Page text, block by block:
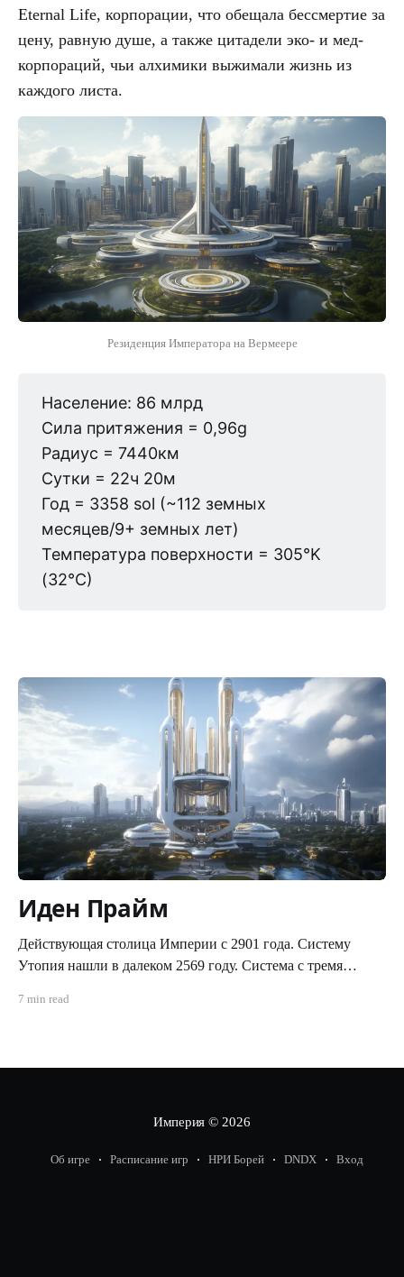
Eternal Life, корпорации, что обещала бессмертие за
цену, равную душе, а также цитадели эко- и мед-
корпораций, чьи алхимики выжимали жизнь из
каждого листа.
Резиденция Императора на Вермеере
Население: 86 млрд
Сила притяжения = 0,96g
Радиус = 7440км
Сутки = 22ч 20м
Год = 3358 sol (~112 земных
месяцев/9+ земных лет)
Температура поверхности = 305°K
(32°C)
Иден Прайм
Действующая столица Империи c 2901 года. Систему
Утопия нашли в далеком 2569 году. Система с тремя
7 min read
Империя © 2026
Об игре Расписание игр НРИ Борей DNDX Вход